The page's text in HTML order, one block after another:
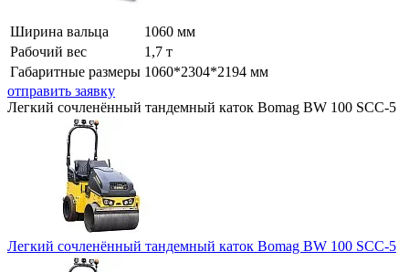
Ширина вальца
1060 мм
Рабочий вес
1,7 т
Габаритные размеры 1060*2304*2194 мм
отправить заявку
Легкий сочленённый тандемный каток Bomag BW 100 SCC-5
Легкий сочленённый тандемный каток Bomag BW 100 SCC-5